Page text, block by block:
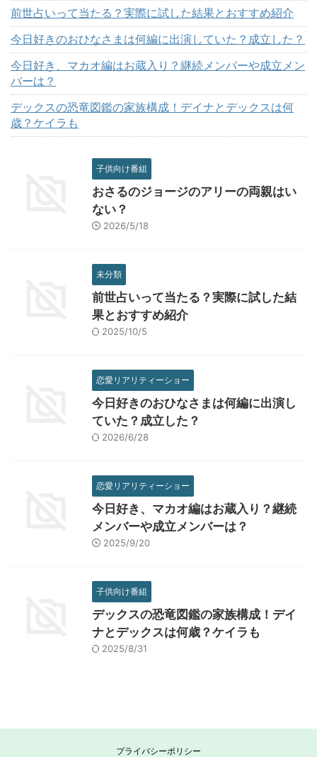
前世占いって当たる？実際に試した結果とおすすめ紹介
今日好きのおひなさまは何編に出演していた？成立した？
今日好き、マカオ編はお蔵入り？継続メンバーや成立メン
バーは？
デックスの恐竜図鑑の家族構成！デイナとデックスは何
歳？ケイラも
子供向け番組
おさるのジョージのアリーの両親はい
ない？
2026/5/18
未分類
前世占いって当たる？実際に試した結
果とおすすめ紹介
2025/10/5
恋愛リアリティーショー
今日好きのおひなさまは何編に出演し
ていた？成立した？
2026/6/28
恋愛リアリティーショー
今日好き、マカオ編はお蔵入り？継続
メンバーや成立メンバーは？
2025/9/20
子供向け番組
デックスの恐竜図鑑の家族構成！デイ
ナとデックスは何歳？ケイラも
2025/8/31
プライバシーポリシー